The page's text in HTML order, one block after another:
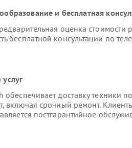
и бесплатная
оценка стоимости
бесплатной консультации по
обеспечивает доставку техники
включая срочный ремонт.
постгарантийное